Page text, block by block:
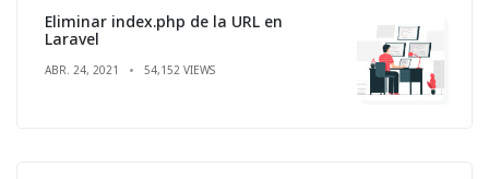
Eliminar index.php de la URL en
Laravel
ABR. 24, 2021 54,152 VIEWS